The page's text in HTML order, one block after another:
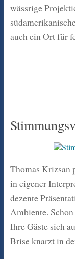
wässrige
auch ein Ort für
Thomas Krizsan
in eigener
dezente
Ambiente.
Ihre Gäste sich
Brise knarzt in